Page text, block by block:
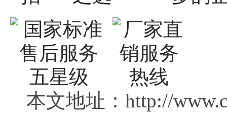
本文地址：http://